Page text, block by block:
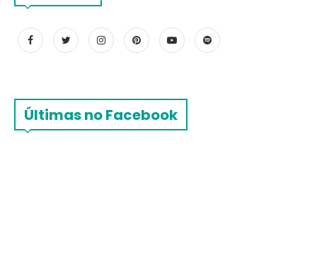
Últimas no Facebook